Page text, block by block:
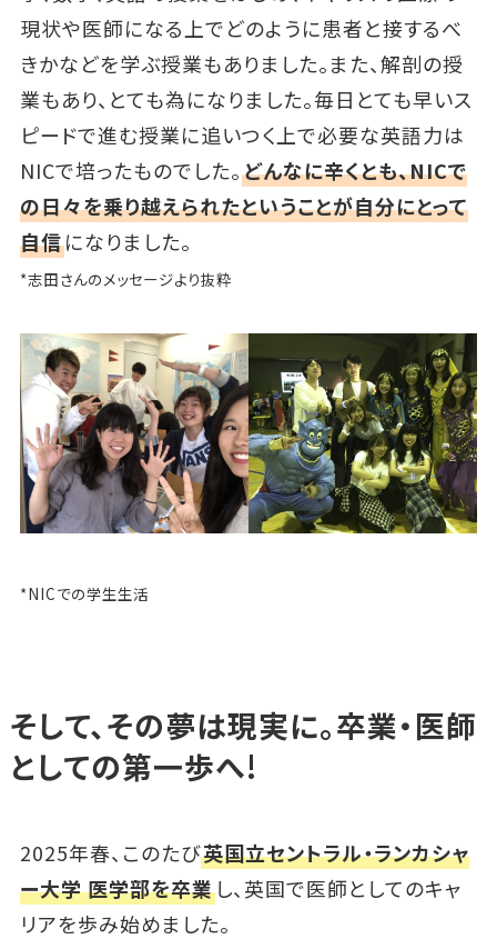
現状や医師になる上でどのように患者と接するべ
きかなどを学ぶ授業もありました。また、解剖の授
業もあり、とても為になりました。毎日とても早いス
ピードで進む授業に追いつく上で必要な英語力は
NICで培ったものでした。どんなに辛くとも、NICで
の日々を乗り越えられたということが自分にとって
自信になりました。
*志田さんのメッセージより抜粋
*NICでの学生生活
そして、その夢は現実に。卒業・医師
としての第一歩へ!
2025年春、このたび英国立セントラル・ランカシャ
ー大学 医学部を卒業し、英国で医師としてのキャ
リアを歩み始めました。